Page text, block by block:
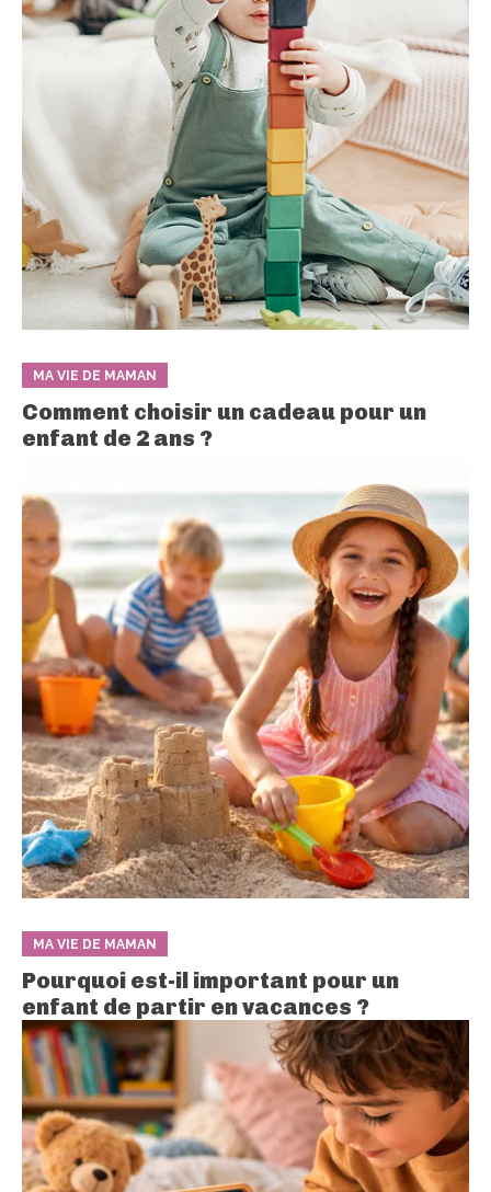
MA VIE DE MAMAN
Comment choisir un cadeau pour un
enfant de 2 ans ?
MA VIE DE MAMAN
Pourquoi est-il important pour un
enfant de partir en vacances ?